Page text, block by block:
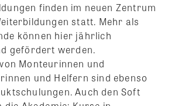
finden im neuen Zentrum
statt. Mehr als
können hier jährlich
gefördert werden.
Monteurinnen und
und Helfern sind ebenso
Auch den Soft